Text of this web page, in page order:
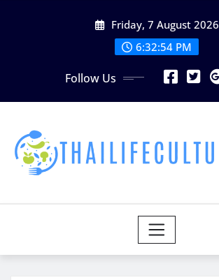
Friday, 7 August 2026
6:32:56 PM
Follow Us